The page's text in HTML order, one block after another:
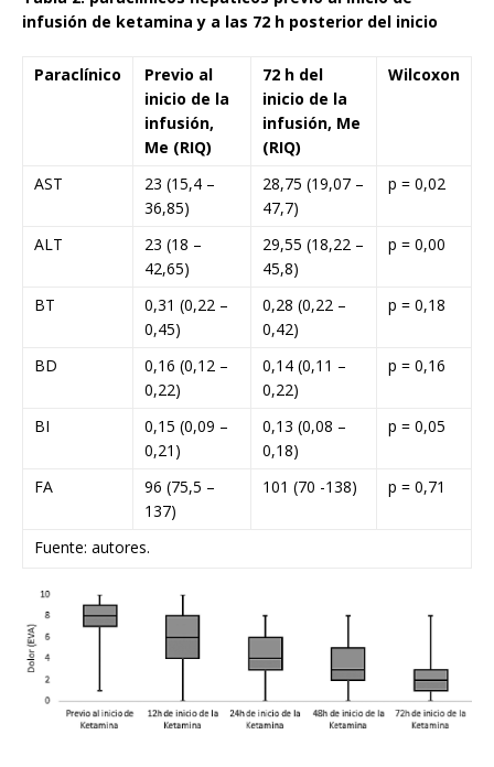
infusión de ketamina y a las 72 h posterior del inicio
Paraclínico
Previo al
inicio de la
infusión,
Me (RIQ)
72 h del
inicio de la
infusión, Me
(RIQ)
Wilcoxon
AST
23 (15,4 –
36,85)
28,75 (19,07 –
47,7)
p = 0,02
ALT
23 (18 –
42,65)
29,55 (18,22 –
45,8)
p = 0,00
BT
0,31 (0,22 –
0,45)
0,28 (0,22 –
0,42)
p = 0,18
BD
0,16 (0,12 –
0,22)
0,14 (0,11 –
0,22)
p = 0,16
BI
0,15 (0,09 –
0,21)
0,13 (0,08 –
0,18)
p = 0,05
FA
96 (75,5 –
137)
101 (70 -138) p = 0,71
Fuente: autores.